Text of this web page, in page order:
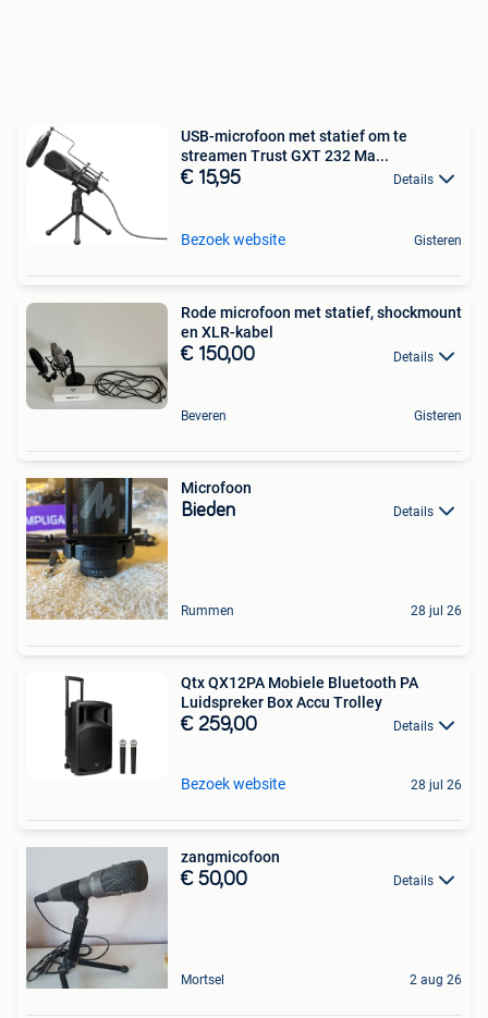
USB-microfoon met statief om te
streamen Trust GXT 232 Ma...
€ 15,95 Details
Bezoek website Gisteren
Rode microfoon met statief, shockmount
en XLR-kabel
€ 150,00 Details
Beveren Gisteren
Microfoon
Bieden Details
Rummen 28 jul 26
Qtx QX12PA Mobiele Bluetooth PA
Luidspreker Box Accu Trolley
€ 259,00 Details
Bezoek website 28 jul 26
zangmicofoon
€ 50,00 Details
Mortsel 2 aug 26